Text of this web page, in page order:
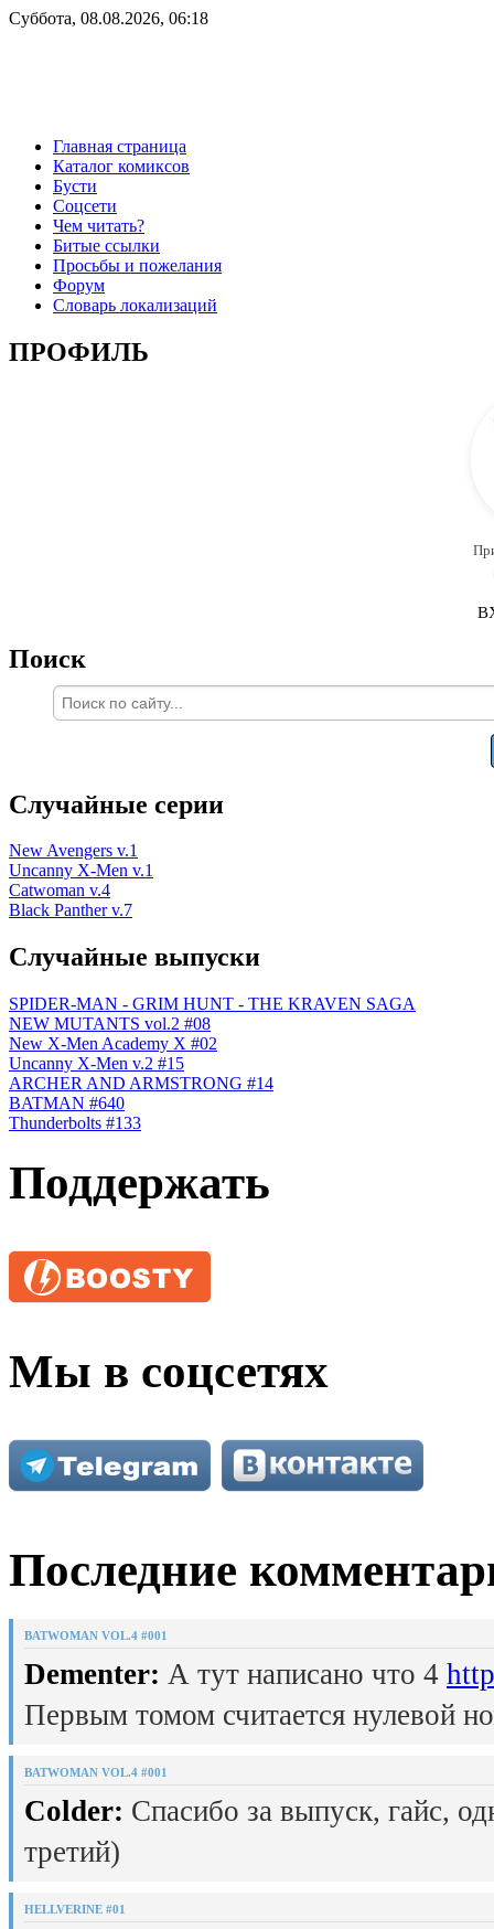
Суббота, 08.08.2026, 06:18
Главная страница
Каталог комиксов
Бусти
Соцсети
Чем читать?
Битые ссылки
Просьбы и пожелания
Форум
Словарь локализаций
ПРОФИЛЬ
Поиск
Случайные серии
New Avengers v.1
Uncanny X-Men v.1
Catwoman v.4
Black Panther v.7
Случайные выпуски
SPIDER-MAN - GRIM HUNT - THE KRAVEN SAGA
NEW MUTANTS vol.2 #08
New X-Men Academy X #02
Uncanny X-Men v.2 #15
ARCHER AND ARMSTRONG #14
BATMAN #640
Thunderbolts #133
Поддержать
Мы в соцсетях
Последние
BATWOMAN VOL.4 #001
Dementer: А тут написано что 4
Первым томом считается нулевой
BATWOMAN VOL.4 #001
Colder: Спасибо за выпуск, гайс,
третий)
HELLVERINE #01